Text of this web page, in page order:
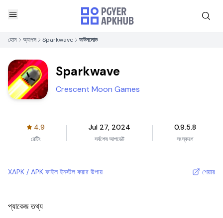
হোম অ্যাপস Sparkwave ডাউনলোড
Sparkwave
Crescent Moon Games
4.9
রেটিং
Jul 27, 2024
সর্বশেষ আপডেট
0.9.5.8
সংস্করণ
XAPK / APK ফাইল ইনস্টল করার উপায় শেয়ার
প্যাকেজ তথ্য